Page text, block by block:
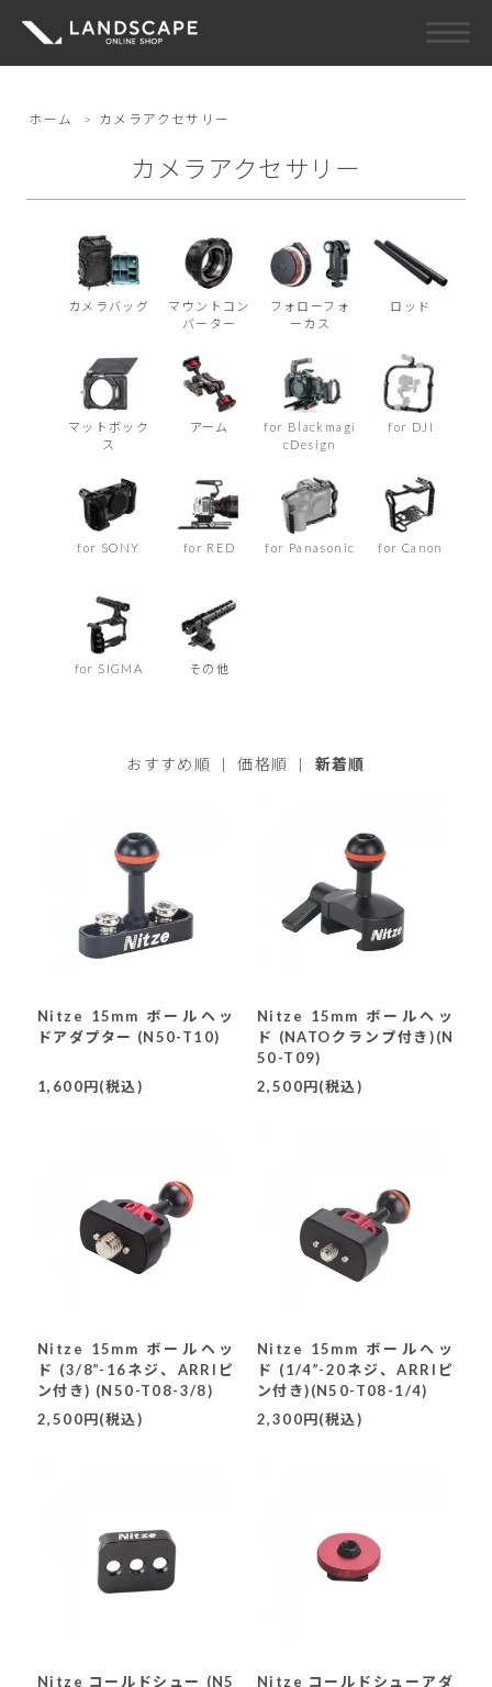
ホーム > カメラアクセサリー
カメラアクセサリー
カメラバッグ
マウントコン
バーター
フォローフォ
ーカス
ロッド
マットボック
ス
アーム
for Blackmagi
cDesign
for DJI
for SONY for RED for Panasonic for Canon
for SIGMA その他
おすすめ順 |価格順 | 新着順
Nitze 15mm ボールヘッ
ドアダプター (N50-T10)
1,600円(税込)
Nitze 15mm ボールヘッ
ド (NATOクランプ付き)(N
50-T09)
2,500円(税込)
Nitze 15mm ボールヘッ
ド (3/8”-16ネジ、ARRIピ
ン付き) (N50-T08-3/8)
2,500円(税込)
Nitze 15mm ボールヘッ
ド (1/4”-20ネジ、ARRIピ
ン付き)(N50-T08-1/4)
2,300円(税込)
Nitze コールドシュー (N5
Nitze コールドシューアダ